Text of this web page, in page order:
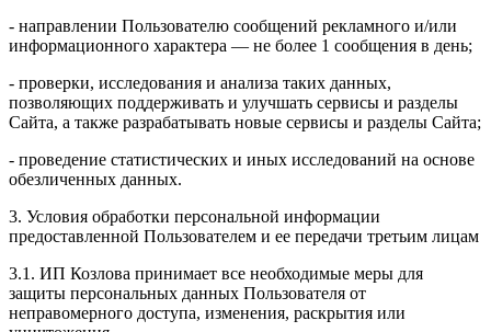
- направлении Пользователю сообщений рекламного и/или
информационного характера — не более 1 сообщения в день;
- проверки, исследования и анализа таких данных,
позволяющих поддерживать и улучшать сервисы и разделы
Сайта, а также разрабатывать новые сервисы и разделы Сайта;
- проведение статистических и иных исследований на основе
обезличенных данных.
3. Условия обработки персональной информации
предоставленной Пользователем и ее передачи третьим лицам
3.1. ИП Козлова принимает все необходимые меры для
защиты персональных данных Пользователя от
неправомерного доступа, изменения, раскрытия или